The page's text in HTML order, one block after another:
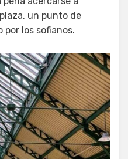
un punto de
los sofianos.